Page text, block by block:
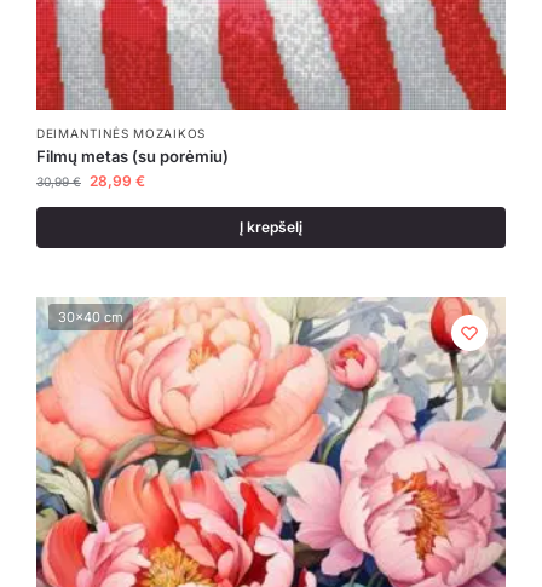
DEIMANTINĖS MOZAIKOS
Filmų metas (su porėmiu)
30,99€ 28,99 €
Į krepšelį
30x40 cm